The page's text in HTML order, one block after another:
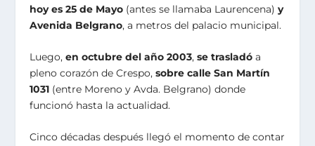
hoy es 25 de Mayo (antes se llamaba Laurencena) y
Avenida Belgrano, a metros del palacio municipal.
Luego,en octubre del año 2003,se trasladó a
pleno corazón de Crespo,sobre calle San Martín
1031 (entre Moreno y Avda. Belgrano) donde
funcionó hasta la actualidad.
Cinco décadas después llegó el momento de contar